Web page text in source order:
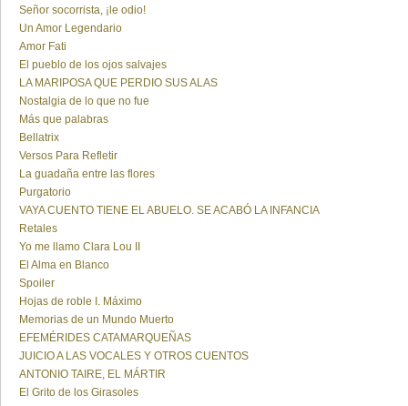
Señor socorrista, ¡le odio!
Un Amor Legendario
Amor Fati
El pueblo de los ojos salvajes
LA MARIPOSA QUE PERDIO SUS ALAS
Nostalgia de lo que no fue
Más que palabras
Bellatrix
Versos Para Refletir
La guadaña entre las flores
Purgatorio
VAYA CUENTO TIENE EL ABUELO. SE ACABÓ LA INFANCIA
Retales
Yo me llamo Clara Lou II
El Alma en Blanco
Spoiler
Hojas de roble I. Máximo
Memorias de un Mundo Muerto
EFEMÉRIDES CATAMARQUEÑAS
JUICIO A LAS VOCALES Y OTROS CUENTOS
ANTONIO TAIRE, EL MÁRTIR
El Grito de los Girasoles